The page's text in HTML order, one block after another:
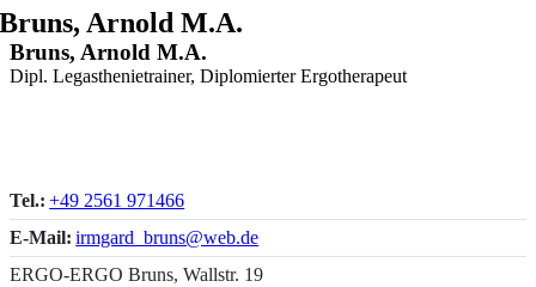
Bruns, Arnold M.A.
Bruns, Arnold M.A.
Dipl. Legasthenietrainer, Diplomierter Ergotherapeut
Tel.: +49 2561 971466
E-Mail: irmgard_bruns@web.de
ERGO-ERGO Bruns, Wallstr. 19